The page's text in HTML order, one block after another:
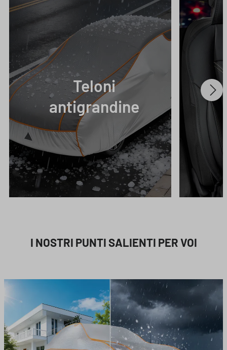
Teloni
antigrandine
I NOSTRI PUNTI SALIENTI PER VOI